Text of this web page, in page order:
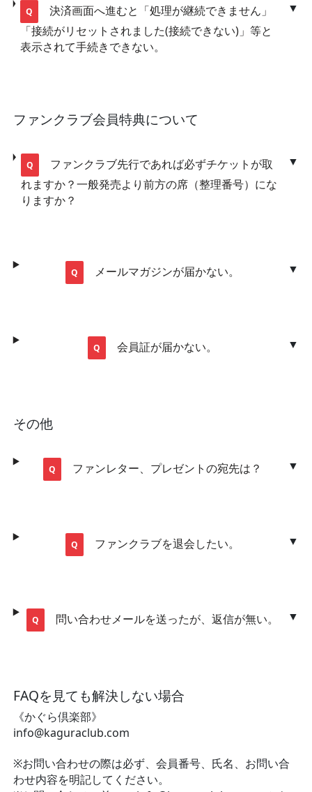
決済画面へ進むと「処理が継続できません」
「接続がリセットされました(接続できない)」等と
表示されて手続きできない。
ファンクラブ会員特典について
ファンクラブ先行であれば必ずチケットが取
れますか？一般発売より前方の席（整理番号）にな
りますか？
メールマガジンが届かない。
会員証が届かない。
その他
ファンレター、プレゼントの宛先は？
ファンクラブを退会したい。
問い合わせメールを送ったが、返信が無い。
FAQを見ても解決しない場合
《かぐら倶楽部》
info@kaguraclub.com
※お問い合わせの際は必ず、会員番号、氏名、お問い合
わせ内容を明記してください。